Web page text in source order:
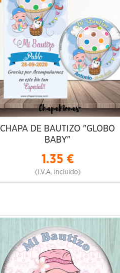
CHAPA DE BAUTIZO "GLOBO
BABY"
1.35 €
(I.V.A. incluido)